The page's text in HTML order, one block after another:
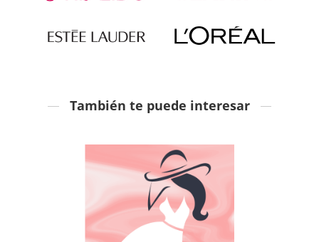
También te puede interesar